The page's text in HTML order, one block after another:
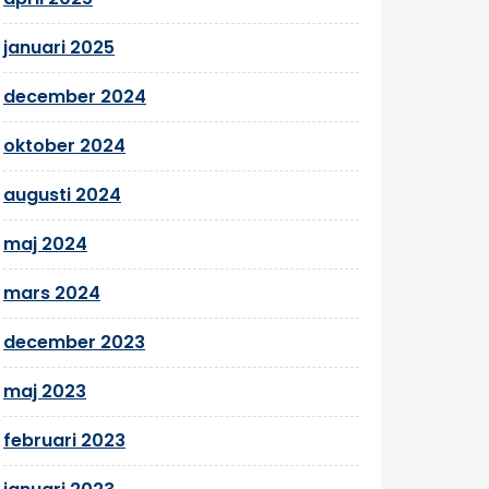
januari 2025
december 2024
oktober 2024
augusti 2024
maj 2024
mars 2024
december 2023
maj 2023
februari 2023